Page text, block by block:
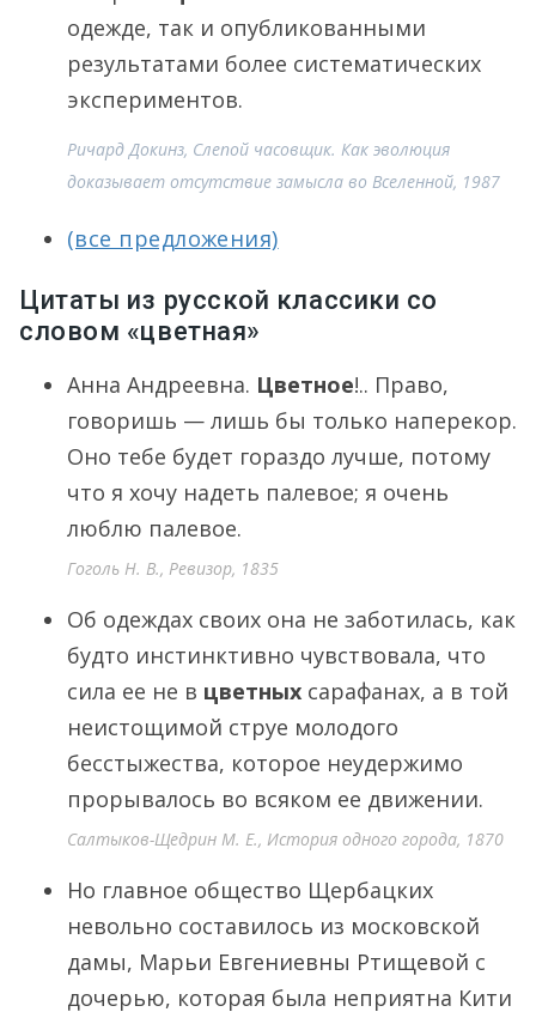
одежде, так и опубликованными
результатами более систематических
экспериментов.
Ричард Докинз, Слепой часовщик. Как эволюция
доказывает отсутствие замысла во Вселенной, 1987
(все предложения)
Цитаты из русской классики со
словом «цветная»
Анна Андреевна. Цветное!.. Право,
говоришь — лишь бы только наперекор.
Оно тебе будет гораздо лучше, потому
что я хочу надеть палевое; я очень
люблю палевое.
Гоголь Н. В., Ревизор, 1835
Об одеждах своих она не заботилась, как
будто инстинктивно чувствовала, что
сила ее не в цветных сарафанах, а в той
неистощимой струе молодого
бесстыжества, которое неудержимо
прорывалось во всяком ее движении.
Салтыков-Щедрин М. Е., История одного города, 1870
Но главное общество Щербацких
невольно составилось из московской
дамы, Марьи Евгениевны Ртищевой с
дочерью, которая была неприятна Кити